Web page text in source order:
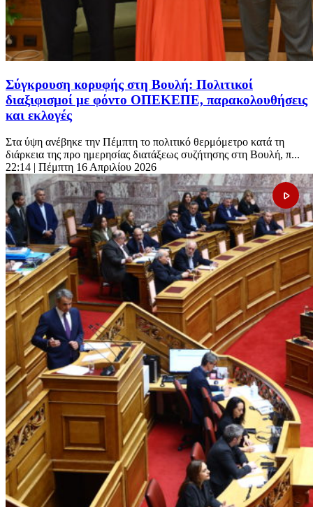
Σύγκρουση κορυφής στη Βουλή: Πολιτικοί
διαξιφισμοί με φόντο ΟΠΕΚΕΠΕ, παρακολουθήσεις
και εκλογές
Στα ύψη ανέβηκε την Πέμπτη το πολιτικό θερμόμετρο κατά τη
διάρκεια της προ ημερησίας διατάξεως συζήτησης στη Βουλή, π...
22:14 | Πέμπτη 16 Απριλίου 2026